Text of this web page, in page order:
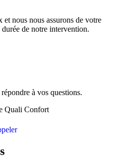
nous nous assurons de votre
de notre intervention.
à vos questions.
Quali Confort